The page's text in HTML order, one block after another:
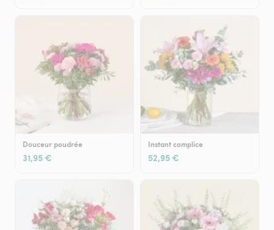
Douceur poudrée
31,95 €
Instant complice
52,95 €